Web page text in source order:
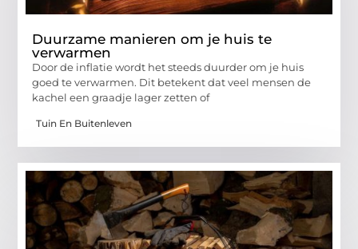
Duurzame manieren om je huis te
verwarmen
Door de inflatie wordt het steeds duurder om je huis
goed te verwarmen. Dit betekent dat veel mensen de
kachel een graadje lager zetten of
Tuin En Buitenleven